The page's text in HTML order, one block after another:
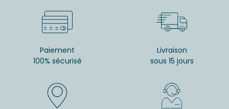
Paiement
100% sécurisé
Livraison
sous 15 jours